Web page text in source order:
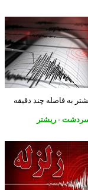
زمین لرزه به بزرگی 3.9 و 3.5 ریشتر به فاصله چند دقیقه
-ریشتر